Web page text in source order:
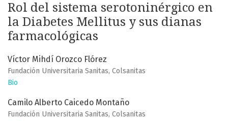
Rol del sistema serotoninérgico en
la Diabetes Mellitus y sus dianas
farmacológicas
Víctor Mihdí Orozco Flórez
Fundación Universitaria Sanitas, Colsanitas
Bio
Camilo Alberto Caicedo Montaño
Fundación Universitaria Sanitas, Colsanitas